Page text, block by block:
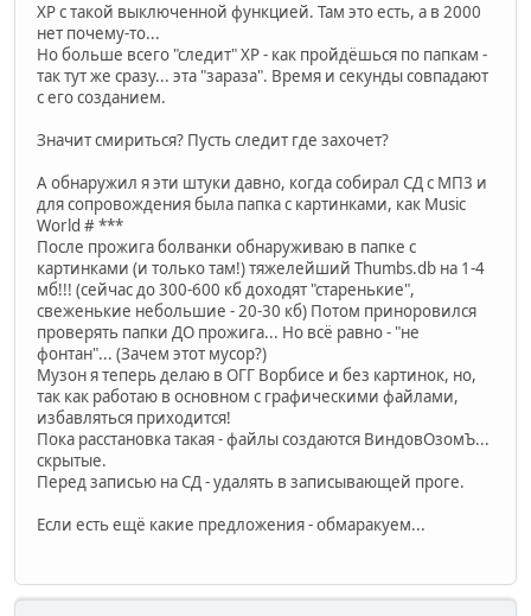
XP с такой выключенной функцией. Там это есть, а в 2000
нет почему-то...
Но больше всего "следит" ХР - как пройдёшься по папкам -
так тут же сразу... эта "зараза". Время и секунды совпадают
с его созданием.
Значит смириться? Пусть следит где захочет?
А обнаружил я эти штуки давно, когда собирал СД с МП3 и
для сопровождения была папка с картинками, как Music
World # ***
После прожига болванки обнаруживаю в папке с
картинками (и только там!) тяжелейший Thumbs.db на 1-4
мб!!! (сейчас до 300-600 кб доходят "старенькие",
свеженькие небольшие - 20-30 кб) Потом приноровился
проверять папки ДО прожига... Но всё равно - "не
фонтан"... (Зачем этот мусор?)
Музон я теперь делаю в ОГГ Ворбисе и без картинок, но,
так как работаю в основном с графическими файлами,
избавляться приходится!
Пока расстановка такая - файлы создаются ВиндовОзомЪ...
скрытые.
Перед записью на СД - удалять в записывающей проге.
Если есть ещё какие предложения - обмаракуем...